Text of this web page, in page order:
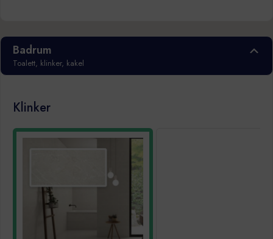
Badrum
Toalett, klinker, kakel
Klinker